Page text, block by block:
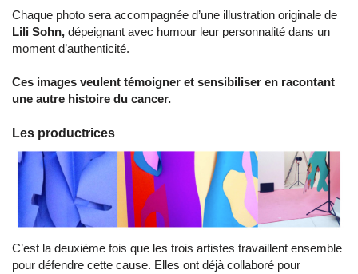
Chaque photo sera accompagnée d’une illustration originale de
Lili Sohn, dépeignant avec humour leur personnalité dans un
moment d’authenticité.
Ces images veulent témoigner et sensibiliser en racontant
une autre histoire du cancer.
Les productrices
C’est la deuxième fois que les trois artistes travaillent ensemble
pour défendre cette cause. Elles ont déjà collaboré pour